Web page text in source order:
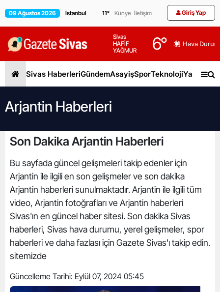
09 Ağustos 2026 11° Künye İletişim Giriş Yap
Sivas
HAFİF
YAĞMUR
6° Hava
Sivas HaberleriGündemAsayişSporTeknolojiYaşam
Arjantin Haberleri
Son Dakika Arjantin Haberleri
Bu sayfada güncel gelişmeleri takip edenler için
Arjantin ile ilgili en son gelişmeler ve son dakika
Arjantin haberleri sunulmaktadır. Arjantin ile ilgili tüm
video, Arjantin fotoğrafları ve Arjantin haberleri
Sivas'ın en güncel haber sitesi. Son dakika Sivas
haberleri, Sivas hava durumu, yerel gelişmeler, spor
haberleri ve daha fazlası için Gazete Sivas'ı takip edin.
sitemizde
Güncelleme Tarihi: Eylül 07, 2024 05:45